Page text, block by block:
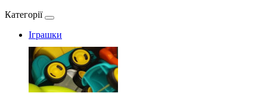
Категорії
Іграшки